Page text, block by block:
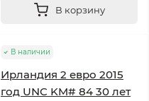
В корзину
В наличии
Ирландия 2 евро 2015
год UNC KM# 84 30 лет